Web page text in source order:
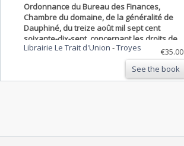
Ordonnance du Bureau des Finances,
Chambre du domaine, de la généralité de
Dauphiné, du treize août mil sept cent
soixante-dix-sept, concernant les droits de
péage.
Librairie Le Trait d'Union -Troyes
€35.00
See the book